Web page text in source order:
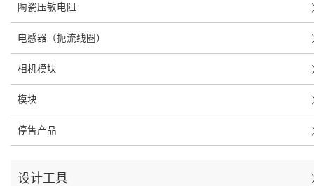
陶瓷压敏电阻
电感器（扼流线圈）
相机模块
模块
停售产品
设计工具